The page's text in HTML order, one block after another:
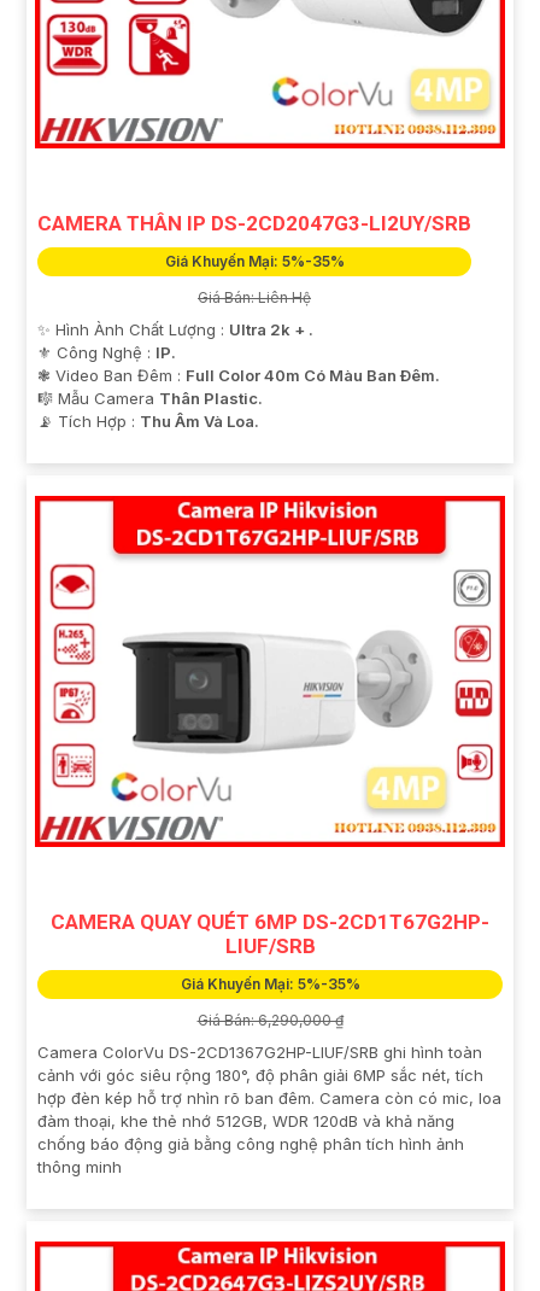
CAMERA THÂN IP DS-2CD2047G3-LI2UY/SRB
Giá Khuyến Mại: 5%-35%
Giá Bán: Liên Hệ
✨ Hình Ành Chất Lượng : Ultra 2k + .
⚜️ Công Nghệ : IP.
❃ Video Ban Đêm : Full Color 40m Có Màu Ban Ðêm.
🎼️ Mẫu Camera Thân Plastic.
️📡 Tích Hợp : Thu Âm Và Loa.
CAMERA QUAY QUÉT 6MP DS-2CD1T67G2HP-
LIUF/SRB
Giá Khuyến Mại: 5%-35%
Giá Bán: 6,290,000 ₫
Camera ColorVu DS-2CD1367G2HP-LIUF/SRB ghi hình toàn
cảnh với góc siêu rộng 180°, độ phân giải 6MP sắc nét, tích
hợp đèn kép hỗ trợ nhìn rõ ban đêm. Camera còn có mic, loa
đàm thoại, khe thẻ nhớ 512GB, WDR 120dB và khả năng
chống báo động giả bằng công nghệ phân tích hình ảnh
thông minh